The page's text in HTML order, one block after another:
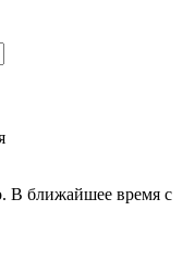
В ближайшее время с